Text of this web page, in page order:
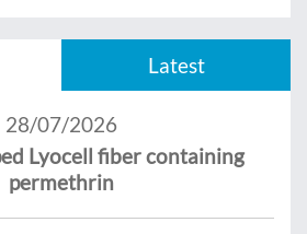
Latest
28/07/2026
Lyocell fiber containing
permethrin